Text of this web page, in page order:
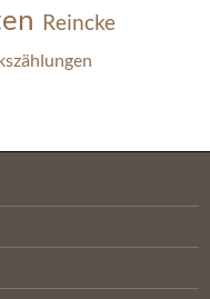
Reincke